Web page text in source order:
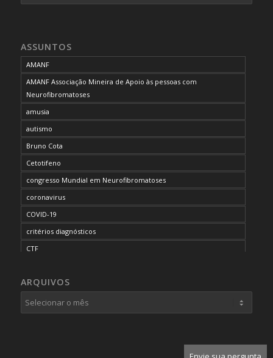
ASSUNTOS
AMANF
AMANF Associação Mineira de Apoio às pessoas com
Neurofibromatoses
amusia
autismo
Bruno Cota
Cetotifeno
congresso Mundial em Neurofibromatoses
coronavirus
COVID-19
critérios diagnósticos
CTF
desordem do processamento auditivo
diagnóstico
ARQUIVOS